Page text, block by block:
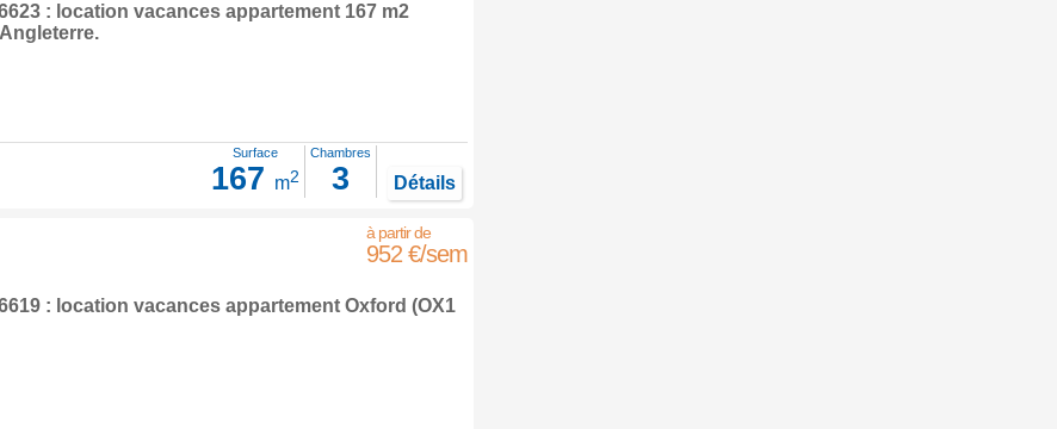
: location vacances appartement 167 m2
Angleterre.
Surface
167 m2
Chambres
3 Détails
952 €/sem
: location vacances appartement Oxford (OX1